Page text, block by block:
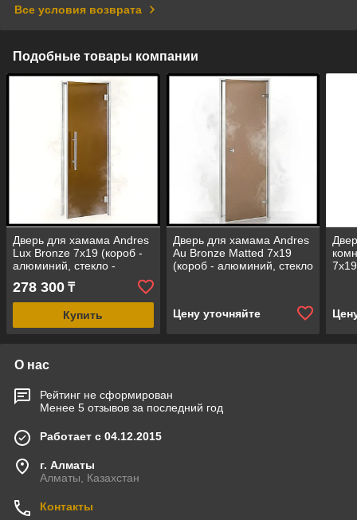
Все условия возврата
Подобные товары компании
Дверь для хамама Andres
Lux Bronze 7х19 (короб -
алюминий, стекло -
бронза, без порога)
278 300 ₸
Купить
Дверь для хамама Andres
Au Bronze Matted 7х19
(короб - алюминий, стекло
Цену уточняйте
О нас
Рейтинг не сформирован
Менее 5 отзывов за последний год
Работает с 04.12.2015
г. Алматы
Алматы, Казахстан
Контакты